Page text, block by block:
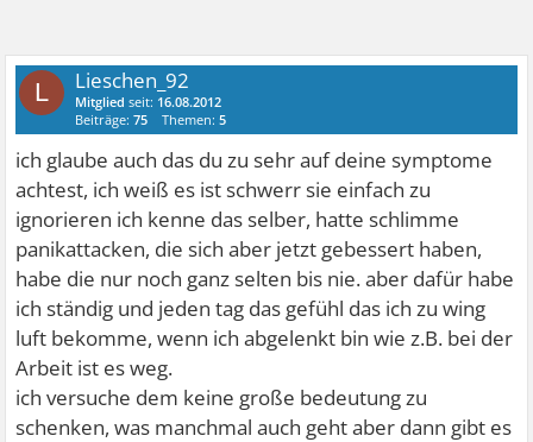
L Lieschen_92
Mitglied seit: 16.08.2012
Beiträge:75 Themen:5
ich glaube auch das du zu sehr auf deine symptome
achtest, ich weiß es ist schwerr sie einfach zu
ignorieren ich kenne das selber, hatte schlimme
panikattacken, die sich aber jetzt gebessert haben,
habe die nur noch ganz selten bis nie. aber dafür habe
ich ständig und jeden tag das gefühl das ich zu wing
luft bekomme, wenn ich abgelenkt bin wie z.B. bei der
Arbeit ist es weg.
ich versuche dem keine große bedeutung zu
schenken, was manchmal auch geht aber dann gibt es